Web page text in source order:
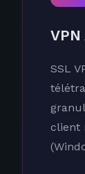
SSL
client